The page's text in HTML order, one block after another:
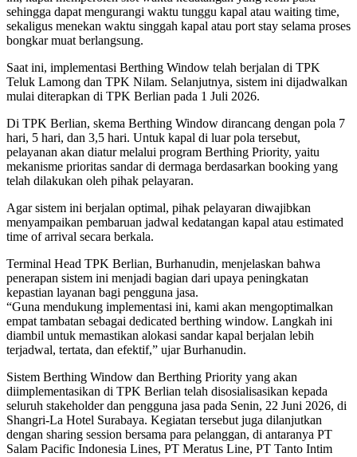
sehingga dapat mengurangi waktu tunggu kapal atau waiting time,
sekaligus menekan waktu singgah kapal atau port stay selama proses
bongkar muat berlangsung.
Saat ini, implementasi Berthing Window telah berjalan di TPK
Teluk Lamong dan TPK Nilam. Selanjutnya, sistem ini dijadwalkan
mulai diterapkan di TPK Berlian pada 1 Juli 2026.
Di TPK Berlian, skema Berthing Window dirancang dengan pola 7
hari, 5 hari, dan 3,5 hari. Untuk kapal di luar pola tersebut,
pelayanan akan diatur melalui program Berthing Priority, yaitu
mekanisme prioritas sandar di dermaga berdasarkan booking yang
telah dilakukan oleh pihak pelayaran.
Agar sistem ini berjalan optimal, pihak pelayaran diwajibkan
menyampaikan pembaruan jadwal kedatangan kapal atau estimated
time of arrival secara berkala.
Terminal Head TPK Berlian, Burhanudin, menjelaskan bahwa
penerapan sistem ini menjadi bagian dari upaya peningkatan
kepastian layanan bagi pengguna jasa.
“Guna mendukung implementasi ini, kami akan mengoptimalkan
empat tambatan sebagai dedicated berthing window. Langkah ini
diambil untuk memastikan alokasi sandar kapal berjalan lebih
terjadwal, tertata, dan efektif,” ujar Burhanudin.
Sistem Berthing Window dan Berthing Priority yang akan
diimplementasikan di TPK Berlian telah disosialisasikan kepada
seluruh stakeholder dan pengguna jasa pada Senin, 22 Juni 2026, di
Shangri-La Hotel Surabaya. Kegiatan tersebut juga dilanjutkan
dengan sharing session bersama para pelanggan, di antaranya PT
Salam Pacific Indonesia Lines, PT Meratus Line, PT Tanto Intim